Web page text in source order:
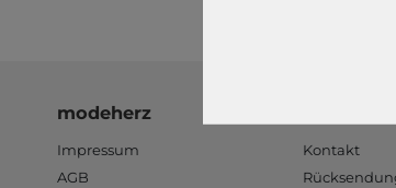
modeherz
Impressum
AGB
Kontakt